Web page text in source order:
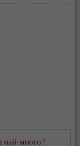
най-много?